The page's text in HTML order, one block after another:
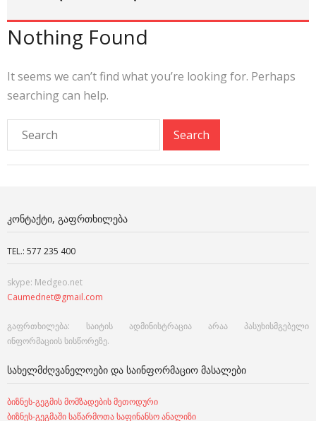
Nothing Found
It seems we can’t find what you’re looking for. Perhaps
searching can help.
ᲙᲝᲜᲢᲐᲥᲢᲘ, ᲒᲐᲤᲠᲗᲮᲘᲚᲔᲑᲐ
TEL.: 577 235 400
skype: Medgeo.net
Caumednet@gmail.com
გაფრთხილება: საიტის ადმინისტრაცია არაა პასუხისმგებელი
ინფორმაციის სისწორეზე.
ᲡᲐᲮᲔᲚᲛᲫᲦᲕᲐᲜᲔᲚᲝᲔᲑᲘ ᲓᲐ ᲡᲐᲘᲜᲤᲝᲠᲛᲐᲪᲘᲝ ᲛᲐᲡᲐᲚᲔᲑᲘ
ბიზნეს-გეგმის მომზადების მეთოდური
ბიზნეს-გეგმაში საწარმოთა საფინანსო ანალიზი